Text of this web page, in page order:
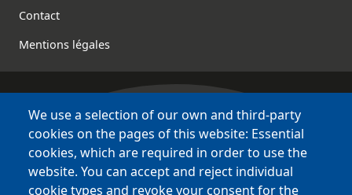
Contact
Mentions légales
Bretagne Culture Diversité
des sites variés !
Sites
BCD
We use a selection of our own and third-party
cookies on the pages of this website: Essential
cookies, which are required in order to use the
website. You can accept and reject individual
cookie types and revoke your consent for the